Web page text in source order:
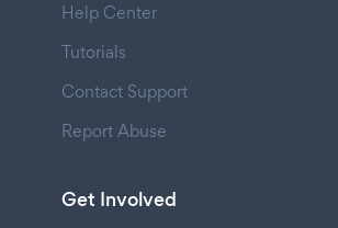
Help Center
Tutorials
Contact Support
Report Abuse
Get Involved